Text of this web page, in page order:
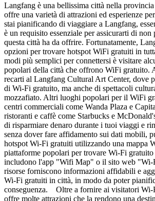
Langfang è una bellissima città nella
offre una varietà di attrazioni ed esperienze
stai pianificando di viaggiare a Langfang,
è un requisito essenziale per assicurarti di non
questa città ha da offrire. Fortunatamente,
opzioni per trovare hotspot WiFi gratuiti in
modi più semplici per connettersi è visitare
popolari della città che offrono WiFi gratuito.
recarti al Langfang Cultural Art Center, dove
di Wi-Fi gratuito, ma anche di spettacoli
mozzafiato. Altri luoghi popolari per il WiFi
centri commerciali come Wanda Plaza e
ristoranti e caffè come Starbucks e
di risparmiare denaro durante i tuoi viaggi e
senza dover fare affidamento sui dati mobili,
hotspot Wi-Fi gratuiti utilizzando una mappa
piattaforme popolari per trovare Wi-Fi
includono l'app "Wifi Map" o il sito web "Wi-
risorse forniscono informazioni affidabili e
Wi-Fi gratuiti in città, in modo da poter
conseguenza. Oltre a fornire ai visitatori Wi-
offre molte attrazioni che la rendono una